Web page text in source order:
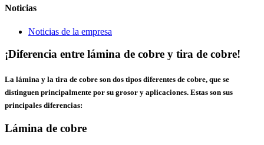
Noticias
Noticias de la empresa
¡Diferencia entre lámina de cobre y tira de cobre!
La lámina y la tira de cobre son dos tipos diferentes de cobre, que se
distinguen principalmente por su grosor y aplicaciones. Estas son sus
principales diferencias:
Lámina de cobre